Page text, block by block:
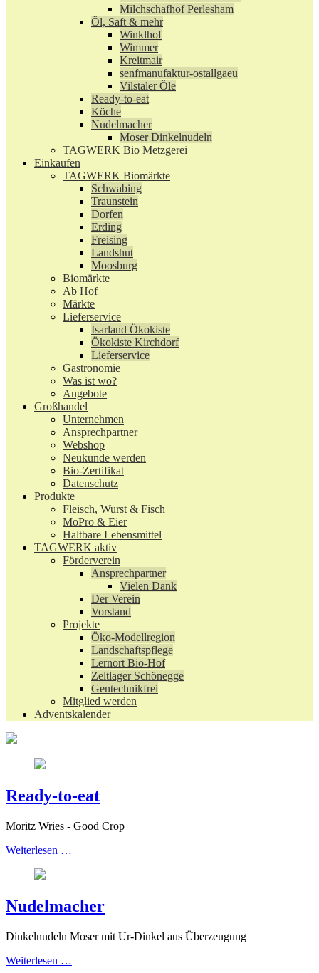
Milchschafhof Perlesham
Öl, Saft & mehr
Winklhof
Wimmer
Kreitmair
senfmanufaktur-ostallgaeu
Vilstaler Öle
Ready-to-eat
Köche
Nudelmacher
Moser Dinkelnudeln
TAGWERK Bio Metzgerei
Einkaufen
TAGWERK Biomärkte
Schwabing
Traunstein
Dorfen
Erding
Freising
Landshut
Moosburg
Biomärkte
Ab Hof
Märkte
Lieferservice
Isarland Ökokiste
Ökokiste Kirchdorf
Lieferservice
Gastronomie
Was ist wo?
Angebote
Großhandel
Unternehmen
Ansprechpartner
Webshop
Neukunde werden
Bio-Zertifikat
Datenschutz
Produkte
Fleisch, Wurst & Fisch
MoPro & Eier
Haltbare Lebensmittel
TAGWERK aktiv
Förderverein
Ansprechpartner
Vielen Dank
Der Verein
Vorstand
Projekte
Öko-Modellregion
Landschaftspflege
Lernort Bio-Hof
Zeltlager Schönegge
Gentechnikfrei
Mitglied werden
Adventskalender
Ready-to-eat
Moritz Wries - Good Crop
Weiterlesen …
Nudelmacher
Dinkelnudeln Moser mit Ur-Dinkel aus Überzeugung
Weiterlesen …